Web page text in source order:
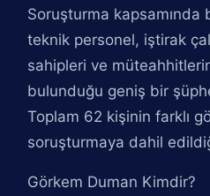
Soruşturma kapsamında
teknik personel, iştirak
sahipleri ve
bulunduğu geniş bir
Toplam 62 kişinin farklı
soruşturmaya dahil
Görkem Duman Kimdir?